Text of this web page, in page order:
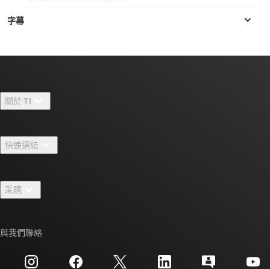
關於 TI
人才招募
新聞室
活動
投資人關系
快速連結
TI E2E™ 設計支援論壇
交互參考搜索
客戶支援中心
采購
與我們聯絡